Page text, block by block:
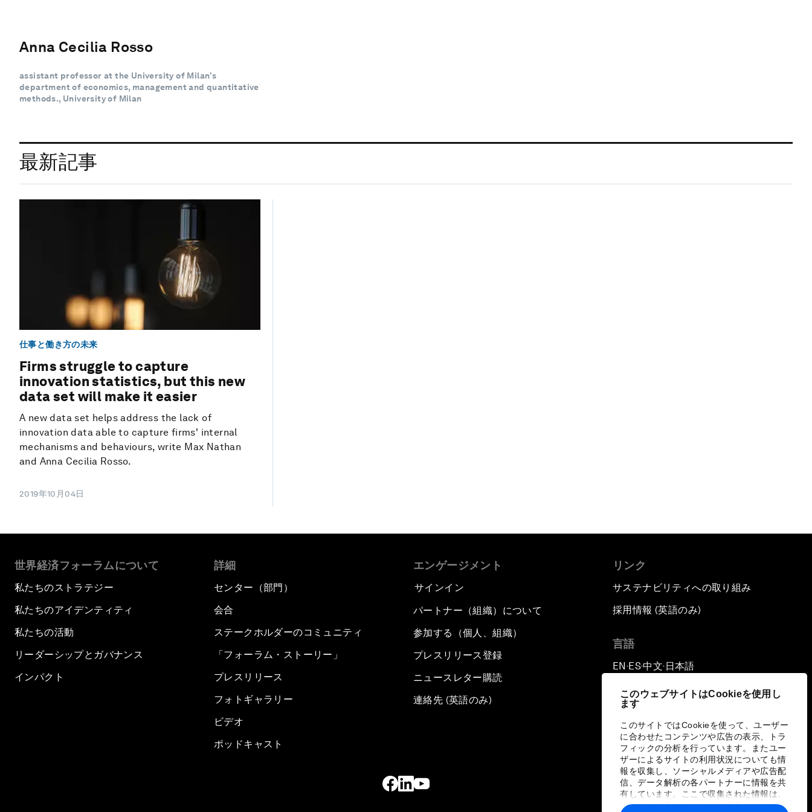
このウェブサイトはCookieを使用し
ます
このサイトではCookieを使って、ユーザー
に合わせたコンテンツや広告の表示、トラ
フィックの分析を行っています。またユー
ザーによるサイトの利用状況についても情
報を収集し、ソーシャルメディアや広告配
信、データ解析の各パートナーに情報を共
有しています。ここで収集された情報は、
ユーザーが各パートナーに提供した他の情
Anna Cecilia Rosso
assistant professor at the University of Milan’s
department of economics, management and quantitative
methods., University of Milan
最新記事
仕事と働き方の未来
Firms struggle to capture
innovation statistics, but this new
data set will make it easier
A new data set helps address the lack of
innovation data able to capture firms' internal
mechanisms and behaviours, write Max Nathan
and Anna Cecilia Rosso.
2019年10月04日
世界経済フォーラムについて
私たちのストラテジー
私たちのアイデンティティ
私たちの活動
リーダーシップとガバナンス
インパクト
詳細
センター（部門）
会合
ステークホルダーのコミュニティ
「フォーラム・ストーリー」
プレスリリース
フォトギャラリー
ビデオ
ポッドキャスト
エンゲージメント
サインイン
パートナー（組織）について
参加する（個人、組織）
プレスリリース登録
ニュースレター購読
連絡先 (英語のみ)
リンク
サステナビリティへの取り組み
採用情報 (英語のみ)
言語
EN ▪ ES▪中文▪ 日本語